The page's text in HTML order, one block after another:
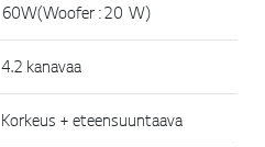
60W(Woofer : 20 W)
4.2 kanavaa
Korkeus + eteensuuntaava